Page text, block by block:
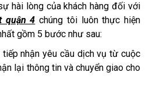
hài lòng của khách hàng đối với
quận 4 chúng tôi luôn thực hiện
gồm 5 bước như sau:
nhận yêu cầu dịch vụ từ cuộc
lại thông tin và chuyển giao cho